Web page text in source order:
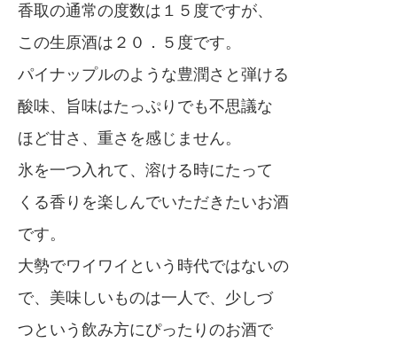
香取の通常の度数は１５度ですが、
この生原酒は２０．５度です。
パイナップルのような豊潤さと弾ける
酸味、旨味はたっぷりでも不思議な
ほど甘さ、重さを感じません。
氷を一つ入れて、溶ける時にたって
くる香りを楽しんでいただきたいお酒
です。
大勢でワイワイという時代ではないの
で、美味しいものは一人で、少しづ
つという飲み方にぴったりのお酒で